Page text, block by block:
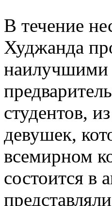
В течение
Худжанда
наилучшими
студентов,
девушек,
всемирном
состоится в